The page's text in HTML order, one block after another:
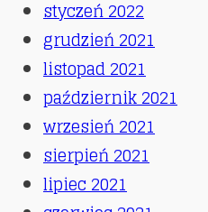
styczeń 2022
grudzień 2021
listopad 2021
październik 2021
wrzesień 2021
sierpień 2021
lipiec 2021